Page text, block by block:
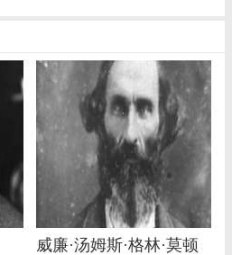
威廉·汤姆斯·格林·莫顿